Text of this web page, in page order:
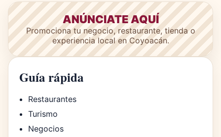
ANÚNCIATE AQUÍ
Promociona tu negocio, restaurante, tienda o
experiencia local en Coyoacán.
Guía rápida
Restaurantes
Turismo
Negocios